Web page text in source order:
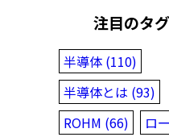
注目のタグ
半導体 (110)
半導体とは (93)
ROHM (66)
ロ